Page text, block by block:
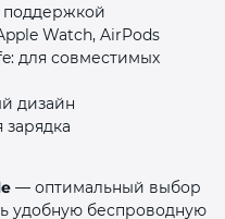
поддержкой
Watch, AirPods
для совместимых
дизайн
зарядка
— оптимальный выбор
удобную беспроводную